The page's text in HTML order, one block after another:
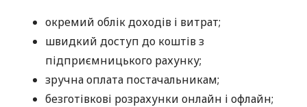
окремий облік доходів і витрат;
швидкий доступ до коштів з
підприємницького рахунку;
зручна оплата постачальникам;
безготівкові розрахунки онлайн і офлайн;